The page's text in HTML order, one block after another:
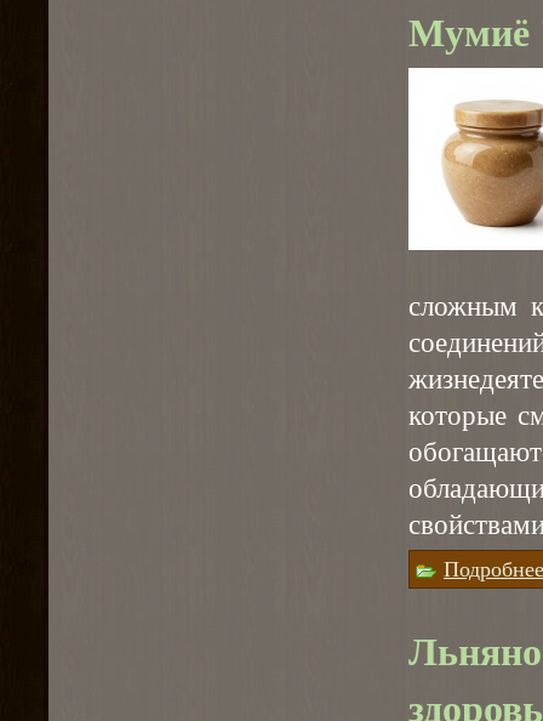
Мумиё
сложным
которые
Подробнее